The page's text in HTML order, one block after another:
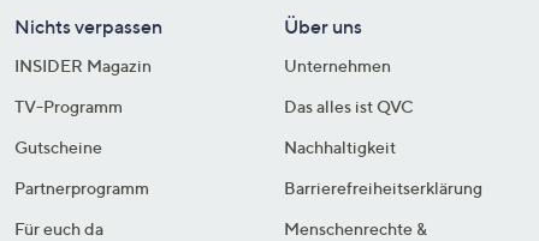
Nichts verpassen
INSIDER Magazin
TV-Programm
Gutscheine
Partnerprogramm
Für euch da
Über uns
Unternehmen
Das alles ist QVC
Nachhaltigkeit
Barrierefreiheitserklärung
Menschenrechte &